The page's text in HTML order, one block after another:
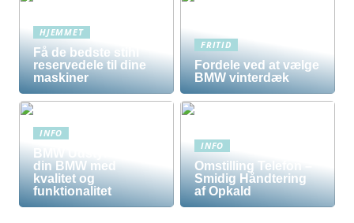
HJEMMET
Få de bedste stihl
reservedele til dine
maskiner
FRITID
Fordele ved at vælge
BMW vinterdæk
INFO
BMW Udstyr – Tilpas
din BMW med
kvalitet og
funktionalitet
INFO
Omstilling Telefon –
Smidig Håndtering
af Opkald